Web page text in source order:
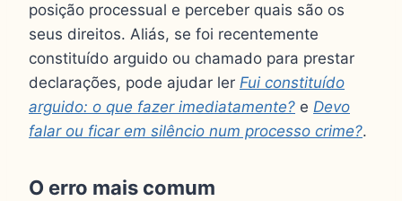
posição processual e perceber quais são os
seus direitos. Aliás, se foi recentemente
constituído arguido ou chamado para prestar
declarações, pode ajudar ler Fui constituído
arguido: o que fazer imediatamente? e Devo
falar ou ficar em silêncio num processo crime?.
O erro mais comum